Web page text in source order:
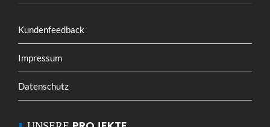
Kundenfeedback
Impressum
Datenschutz